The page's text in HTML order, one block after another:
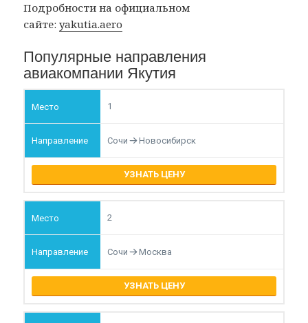
Подробности на официальном
сайте:yakutia.aero
Популярные направления
авиакомпании Якутия
1
Сочи Новосибирск
УЗНАТЬ ЦЕНУ
2
Сочи Москва
УЗНАТЬ ЦЕНУ